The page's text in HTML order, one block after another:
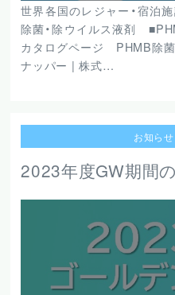
世界各国のレジャー・宿泊
除菌・除ウイルス液剤
カタログページ PHMB除菌
ナッパー | 株式…
お知らせ
2023年度GW期間